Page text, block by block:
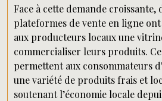
Face à cette demande croissante,
plateformes de vente en ligne
aux producteurs locaux une
commercialiser leurs produits.
permettent aux consommateurs
une variété de produits frais et
soutenant l’économie locale